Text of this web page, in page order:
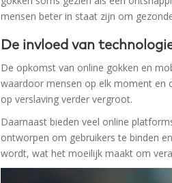
mensen beter in staat zijn om
De invloed van
De opkomst van online gokken en
waardoor mensen op elk moment en
op verslaving verder vergroot.
Daarnaast bieden veel online
ontworpen om gebruikers te binden
wordt, wat het moeilijk maakt om